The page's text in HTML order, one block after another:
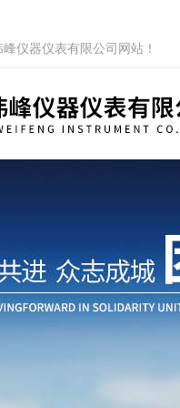
仪器仪表有限公司网站！